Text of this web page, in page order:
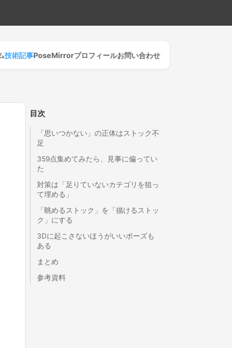
技術記事PoseMirrorプロフィールお問い合わせ
目次
「思いつかない」の正体はストック不
足
359点集めてみたら、見事に偏ってい
た
対策は「足りていないカテゴリを狙っ
て埋める」
「眺めるストック」を「描けるストッ
ク」にする
3Dに起こさないほうがいいポーズも
ある
まとめ
参考資料